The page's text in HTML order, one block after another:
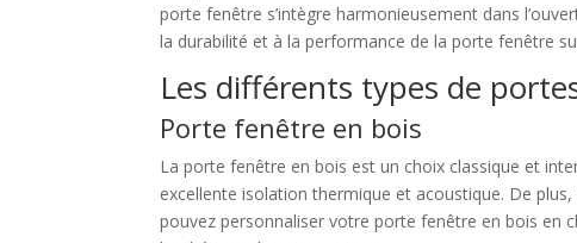
porte fenêtre s’intègre harmonieusement dans
la durabilité et à la performance de la porte fenêtre
Les différents types de
Porte fenêtre en bois
La porte fenêtre en bois est un choix classique et
excellente isolation thermique et acoustique. De
pouvez personnaliser votre porte fenêtre en bois en